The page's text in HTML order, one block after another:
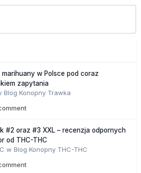
marihuany w Polsce pod coraz
zapytania
Blog Konopny Trawka
#2 oraz #3 XXL – recenzja odpornych
od THC-THC
w Blog Konopny THC-THC